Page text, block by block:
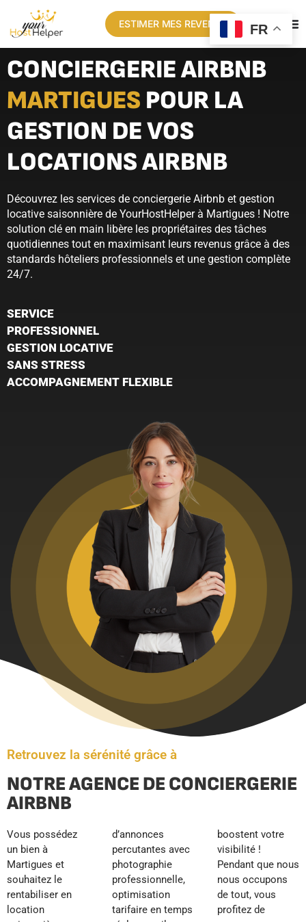
ESTIMER MES REVENUS
CONCIERGERIE AIRBNB
MARTIGUES POUR LA
GESTION DE VOS
LOCATIONS AIRBNB
Découvrez les services de conciergerie Airbnb et gestion
locative saisonnière de YourHostHelper à Martigues ! Notre
solution clé en main libère les propriétaires des tâches
quotidiennes tout en maximisant leurs revenus grâce à des
standards hôteliers professionnels et une gestion complète
24/7.
SERVICE
PROFESSIONNEL
GESTION LOCATIVE
SANS STRESS
ACCOMPAGNEMENT FLEXIBLE
Retrouvez la sérénité grâce à
NOTRE AGENCE DE CONCIERGERIE
AIRBNB
Vous possédez
un bien à
Martigues et
souhaitez le
rentabiliser en
location
d’annonces
percutantes avec
photographie
professionnelle,
optimisation
tarifaire en temps
boostent votre
visibilité !
Pendant que nous
nous occupons
de tout, vous
profitez de
FR